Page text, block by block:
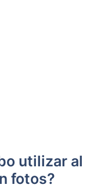
utilizar al
fotos?